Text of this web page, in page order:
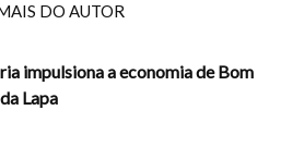
DO AUTOR
impulsiona a economia de Bom
Lapa